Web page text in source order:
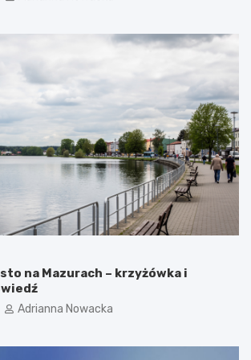
na Mazurach – krzyżówka i
Adrianna Nowacka